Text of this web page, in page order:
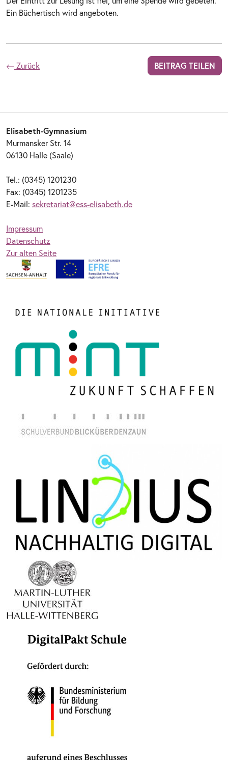
Ein Büchertisch wird angeboten.
Zurück BEITRAG TEILEN
Elisabeth-Gymnasium
Murmansker Str. 14
06130 Halle (Saale)
Tel.: (0345) 1201230
Fax: (0345) 1201235
E-Mail: sekretariat@ess-elisabeth.de
Impressum
Datenschutz
Zur alten Seite